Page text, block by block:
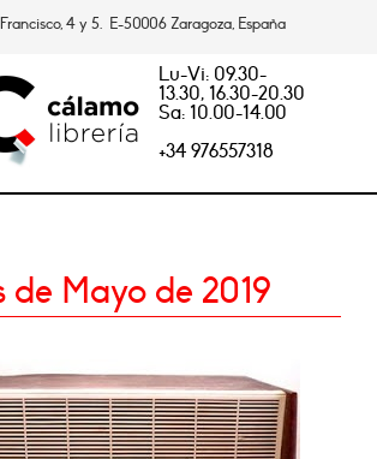
4 y 5. E-50006 Zaragoza, España
Lu-Vi: 09.30-
13.30, 16.30-20.30
Sa: 10.00-14.00
+34 976557318
de Mayo de 2019